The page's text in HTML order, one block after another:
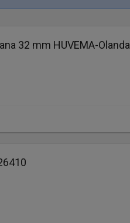
32 mm HUVEMA-Olanda